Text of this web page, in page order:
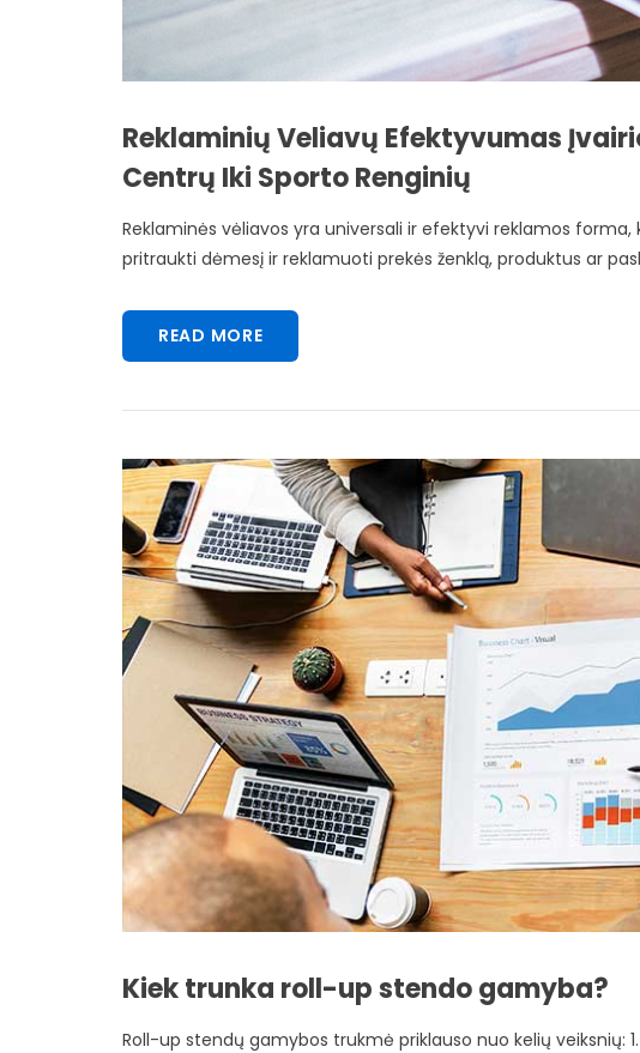
Reklaminių Veliavų Efektyvumas
Centrų Iki Sporto Renginių
Reklaminės vėliavos yra universali ir efektyvi reklamos
pritraukti dėmesį ir reklamuoti prekės ženklą, produktus ar
READ MORE
Kiek trunka roll-up stendo gamyba?
Roll-up stendų gamybos trukmė priklauso nuo kelių veiksnių: